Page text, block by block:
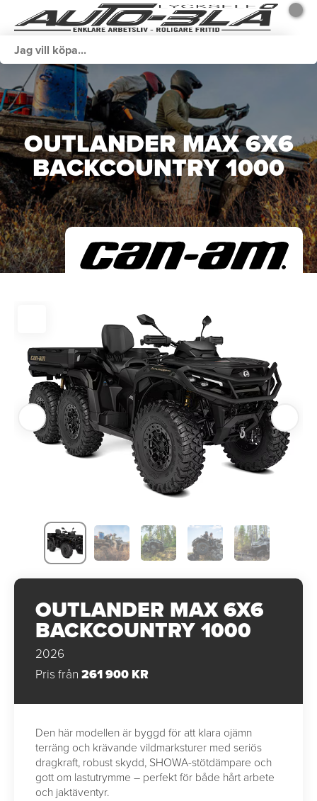
OUTLANDER MAX 6X6
BACKCOUNTRY 1000
OUTLANDER MAX 6X6
BACKCOUNTRY 1000
2026
Pris från 261 900 KR
Den här modellen är byggd för att klara ojämn
terräng och krävande vildmarksturer med seriös
dragkraft, robust skydd, SHOWA-stötdämpare och
gott om lastutrymme – perfekt för både hårt arbete
och jaktäventyr.